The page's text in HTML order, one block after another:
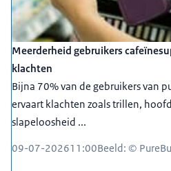
Meerderheid gebruikers
klachten
Bijna 70% van de gebruikers van
ervaart klachten zoals trillen,
slapeloosheid ...
09-07-202611:00Beeld: ©